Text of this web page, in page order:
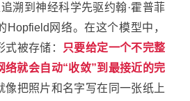
溯到神经科学先驱约翰·霍普菲
Hopfield网络。在这个模型中，
被存储：
只要给定一个不完整
络就会自动“收敛”到最接近的完
像把照片和名字写在同一张纸上